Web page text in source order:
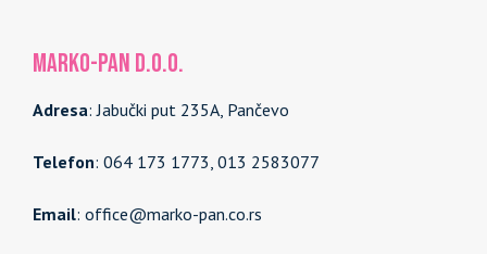
MARKO-PAN d.o.o.
Adresa: Jabučki put 235A, Pančevo
Telefon: 064 173 1773, 013 2583077
Email: office@marko-pan.co.rs